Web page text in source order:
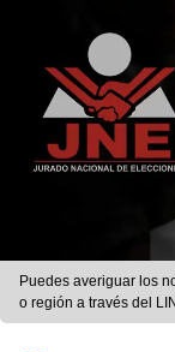
Puedes averiguar los
o región a través del